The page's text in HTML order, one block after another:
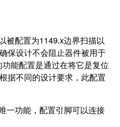
被配置为1149.x边界扫描以
保设计不会阻止器件被用于
能配置是通过在将它是复位
据不同的设计要求，此配置
一功能，配置引脚可以连接